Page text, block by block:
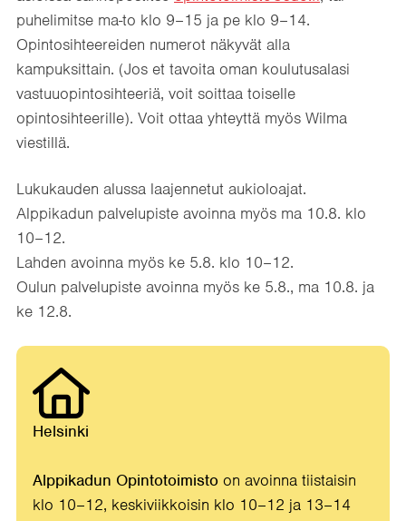
puhelimitse ma-to klo 9–15 ja pe klo 9–14.
Opintosihteereiden numerot näkyvät alla
kampuksittain. (Jos et tavoita oman koulutusalasi
vastuuopintosihteeriä, voit soittaa toiselle
opintosihteerille). Voit ottaa yhteyttä myös Wilma
viestillä.
Lukukauden alussa laajennetut aukioloajat.
Alppikadun palvelupiste avoinna myös ma 10.8. klo
10–12.
Lahden avoinna myös ke 5.8. klo 10–12.
Oulun palvelupiste avoinna myös ke 5.8., ma 10.8. ja
ke 12.8.
Helsinki
Alppikadun Opintotoimisto on avoinna tiistaisin
klo 10–12, keskiviikkoisin klo 10–12 ja 13–14